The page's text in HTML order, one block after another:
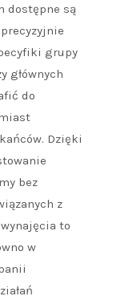
dostępne są
grupy
głównych
do
Dzięki
bez
z
to
w